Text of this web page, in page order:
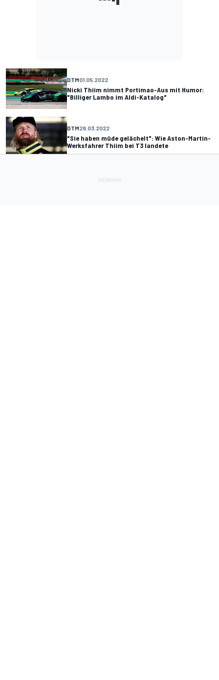
DTM01.05.2022
Nicki Thiim nimmt Portimao-Aus mit Humor:
"Billiger Lambo im Aldi-Katalog"
DTM28.03.2022
"Sie haben müde gelächelt": Wie Aston-Martin-
Werksfahrer Thiim bei T3 landete